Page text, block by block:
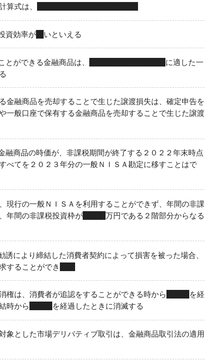
算式は、
資効率が高 いといえる
ができる金融商品は、
に適した一
金融商品を売却することで生じた譲渡損失は、確定申告を
一般口座で保有する金融商品を売却することで生じた譲渡
融商品の時価が、非課税期間が終了する２０２２年末時点
べてを２０２３年分の一般ＮＩＳＡ勘定に移すことはで
現行の一般ＮＩＳＡを利用することができず、年間の非課
年間の非課税投資枠が１０２ 万円である２階部分からなる
により締結した消費者契約によって損害を被った場合、
することができ
権は、消費者が追認をすることができる時から
を経
時から
を経過したときに消滅する
象とした市場デリバティブ取引は、金融商品取引法の適用